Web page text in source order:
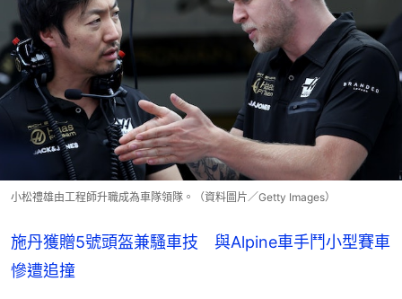
小松禮雄由工程師升職成為車隊領隊。（資料圖片／Getty Images）
施丹獲贈5號頭盔兼騷車技 與Alpine車手鬥小型賽車
慘遭追撞